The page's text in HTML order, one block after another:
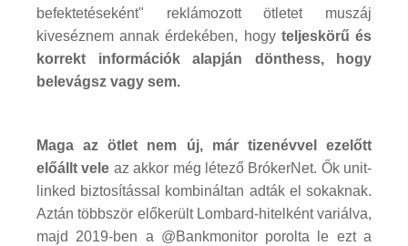
befektetéseként" reklámozott ötletet muszáj
kiveséznem annak érdekében, hogy teljeskörű és
korrekt információk alapján dönthess, hogy
belevágsz vagy sem.
Maga az ötlet nem új, már tizenévvel ezelőtt
előállt vele az akkor még létező BrókerNet. Ők unit-
linked biztosítással kombináltan adták el sokaknak.
Aztán többször előkerült Lombard-hitelként variálva,
majd 2019-ben a @Bankmonitor porolta le ezt a